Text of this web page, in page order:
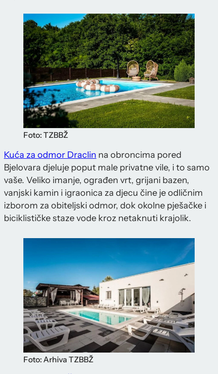
Foto: TZBBŽ
Kuća za odmor Draclin na obroncima pored
Bjelovara djeluje poput male privatne vile, i to samo
vaše. Veliko imanje, ograđen vrt, grijani bazen,
vanjski kamin i igraonica za djecu čine je odličnim
izborom za obiteljski odmor, dok okolne pješačke i
biciklističke staze vode kroz netaknuti krajolik.
Foto: Arhiva TZBBŽ